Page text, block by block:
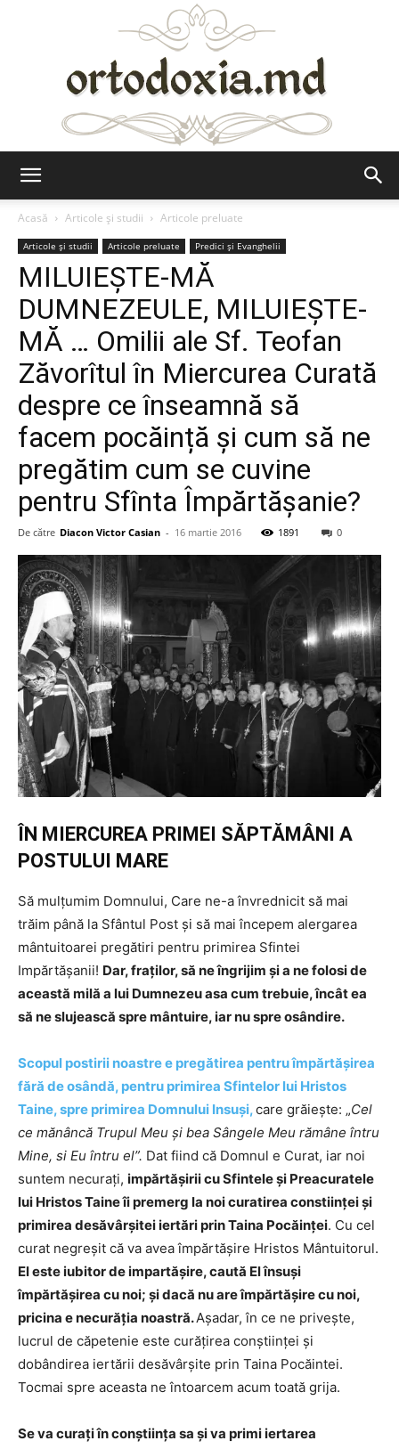
Acasă
Articole şi studii Articole preluate
Articole şi studii Articole preluate Predici şi Evanghelii
MILUIEȘTE-MĂ
DUMNEZEULE, MILUIEȘTE-
MĂ … Omilii ale Sf. Teofan
Zăvorîtul în Miercurea Curată
despre ce înseamnă să
facem pocăință și cum să ne
pregătim cum se cuvine
pentru Sfînta Împărtășanie?
De către Diacon Victor Casian - 16 martie 2016 1891 0
ÎN MIERCUREA PRIMEI SĂPTĂMÂNI A
POSTULUI MARE
Să mulţumim Domnului, Care ne-a învrednicit să mai
trăim până la Sfântul Post şi să mai începem alergarea
mântuitoarei pregătiri pentru primirea Sfintei
Impărtăşanii! Dar, fraţilor, să ne îngrijim şi a ne folosi de
această milă a lui Dumnezeu asa cum trebuie, încât ea
să ne slujească spre mântuire, iar nu spre osândire.
Scopul postirii noastre e pregătirea pentru împărtăşirea
fără de osândă, pentru primirea Sfintelor lui Hristos
Taine, spre primirea Domnului Insuşi,care grăieşte: „Cel
ce mănâncă Trupul Meu şi bea Sângele Meu rămâne întru
Mine, si Eu întru el”. Dat fiind că Domnul e Curat, iar noi
suntem necuraţi, impărtăşirii cu Sfintele şi Preacuratele
lui Hristos Taine îi premerg la noi curatirea constiinţei şi
primirea desăvârşitei iertări prin Taina Pocăinţei. Cu cel
curat negreşit că va avea împărtăşire Hristos Mântuitorul.
El este iubitor de impartăşire, caută El însuşi
împărtăşirea cu noi; şi dacă nu are împărtăşire cu noi,
pricina e necurăţia noastră.Aşadar, în ce ne priveşte,
lucrul de căpetenie este curăţirea conştiinţei şi
dobândirea iertării desăvârşite prin Taina Pocăintei.
Tocmai spre aceasta ne întoarcem acum toată grija.
Se va curaţi în conştiinţa sa şi va primi iertarea